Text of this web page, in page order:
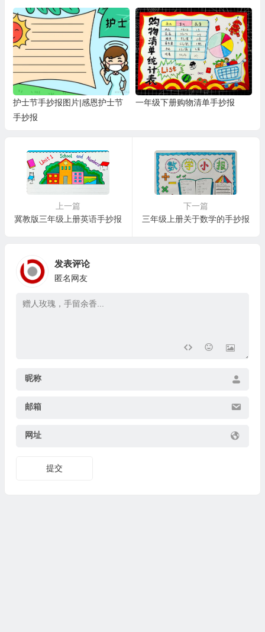
漂亮
护士节手抄报图片|感恩护士节
手抄报
一年级下册购物清单手抄报
上一篇
冀教版三年级上册英语手抄报
下一篇
三年级上册关于数学的手抄报
发表评论
匿名网友
昵称
邮箱
网址
提交